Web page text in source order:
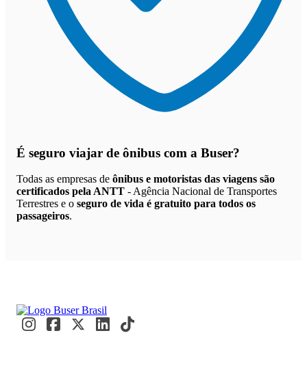
É seguro viajar de ônibus com a Buser?
Todas as empresas de ônibus e motoristas das viagens são
certificados pela ANTT - Agência Nacional de Transportes
Terrestres e o seguro de vida é gratuito para todos os
passageiros.